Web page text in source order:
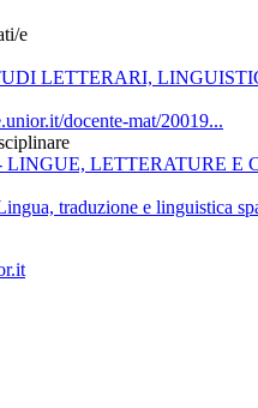
e
LETTERARI,
docente-mat/20019...
LINGUE, LETTERATURE
traduzione e linguistica